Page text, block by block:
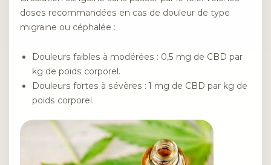
doses recommandées en cas de douleur de type
migraine ou céphalée :
Douleurs faibles à modérées : 0,5 mg de CBD par
kg de poids corporel.
Douleurs fortes à sévères : 1 mg de CBD par kg de
poids corporel.